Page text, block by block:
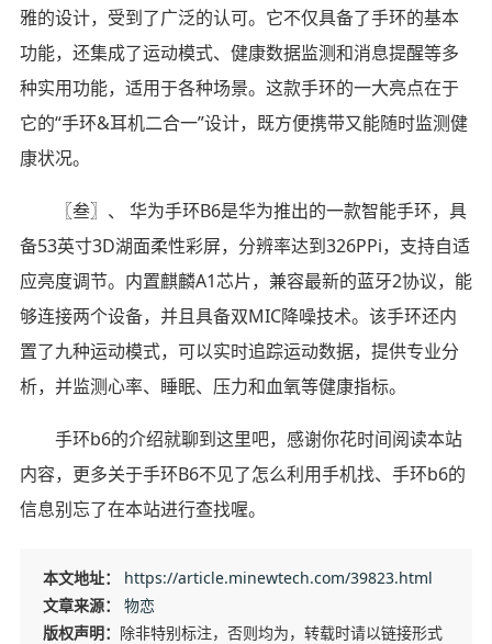
雅的设计，受到了广泛的认可。它不仅具备了手环的基本
功能，还集成了运动模式、健康数据监测和消息提醒等多
种实用功能，适用于各种场景。这款手环的一大亮点在于
它的“手环&耳机二合一”设计，既方便携带又能随时监测健
康状况。
〖叁〗、 华为手环B6是华为推出的一款智能手环，具
备53英寸3D湖面柔性彩屏，分辨率达到326PPi，支持自适
应亮度调节。内置麒麟A1芯片，兼容最新的蓝牙2协议，能
够连接两个设备，并且具备双MIC降噪技术。该手环还内
置了九种运动模式，可以实时追踪运动数据，提供专业分
析，并监测心率、睡眠、压力和血氧等健康指标。
手环b6的介绍就聊到这里吧，感谢你花时间阅读本站
内容，更多关于手环B6不见了怎么利用手机找、手环b6的
信息别忘了在本站进行查找喔。
本文地址：
https://article.minewtech.com/39823.html
文章来源：
物恋
版权声明： 除非特别标注，否则均为，转载时请以链接形式